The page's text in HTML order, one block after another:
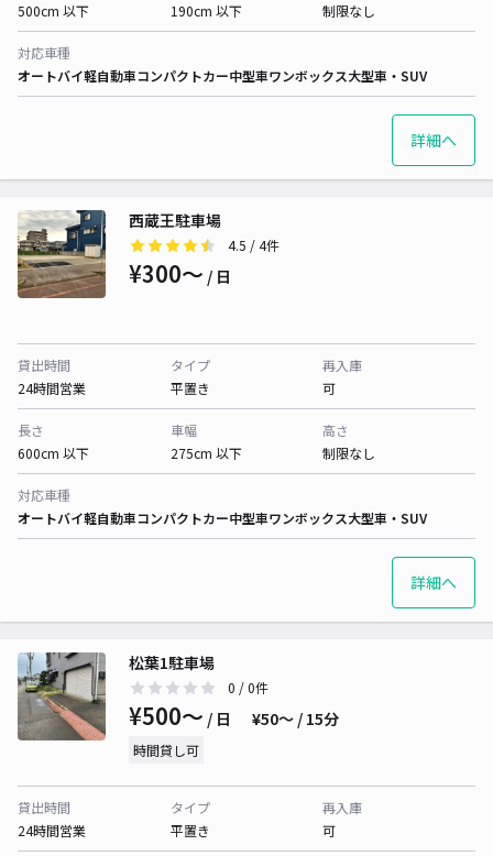
500cm 以下
190cm 以下
制限なし
対応車種
オートバイ軽自動車コンパクトカー中型車ワンボックス大型車・SUV
詳細へ
西蔵王駐車場
4.5 / 4件
¥300〜 / 日
貸出時間
24時間営業
タイプ
平置き
再入庫
可
長さ
600cm 以下
車幅
275cm 以下
高さ
制限なし
対応車種
オートバイ軽自動車コンパクトカー中型車ワンボックス大型車・SUV
詳細へ
松葉1駐車場
0 / 0件
¥500〜 / 日 ¥50〜 / 15分
時間貸し可
貸出時間
24時間営業
タイプ
平置き
再入庫
可